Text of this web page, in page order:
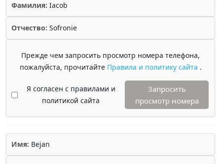
Фамилия: Iacob
Отчество: Sofronie
Прежде чем запросить просмотр номера телефона,
пожалуйста, прочитайте Правила и политику сайта .
Я согласен с правилами и
политикой сайта
Запросить
просмотр номера
Имя: Bejan